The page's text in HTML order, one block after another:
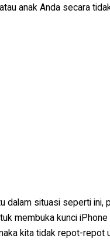
anak Anda secara
dalam situasi seperti ini,
membuka kunci
kita tidak repot-repot